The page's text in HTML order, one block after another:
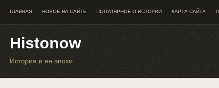
ГЛАВНАЯ НОВОЕ НА САЙТЕ ПОПУЛЯРНОЕ О ИСТОРИИ КАРТА САЙТА
Histonow
История и ее эпохи